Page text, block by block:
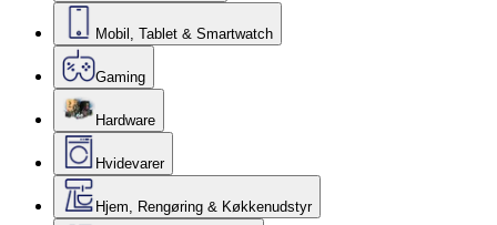
Mobil, Tablet & Smartwatch
Gaming
Hardware
Hvidevarer
Hjem, Rengøring & Køkkenudstyr